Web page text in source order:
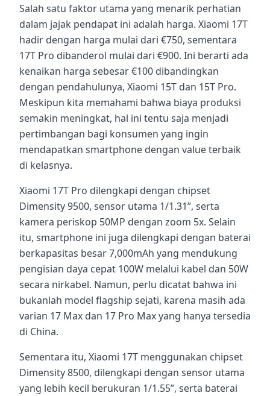
Salah satu faktor utama yang menarik perhatian
dalam jajak pendapat ini adalah harga. Xiaomi 17T
hadir dengan harga mulai dari €750, sementara
17T Pro dibanderol mulai dari €900. Ini berarti ada
kenaikan harga sebesar €100 dibandingkan
dengan pendahulunya, Xiaomi 15T dan 15T Pro.
Meskipun kita memahami bahwa biaya produksi
semakin meningkat, hal ini tentu saja menjadi
pertimbangan bagi konsumen yang ingin
mendapatkan smartphone dengan value terbaik
di kelasnya.
Xiaomi 17T Pro dilengkapi dengan chipset
Dimensity 9500, sensor utama 1/1.31”, serta
kamera periskop 50MP dengan zoom 5x. Selain
itu, smartphone ini juga dilengkapi dengan baterai
berkapasitas besar 7,000mAh yang mendukung
pengisian daya cepat 100W melalui kabel dan 50W
secara nirkabel. Namun, perlu dicatat bahwa ini
bukanlah model flagship sejati, karena masih ada
varian 17 Max dan 17 Pro Max yang hanya tersedia
di China.
Sementara itu, Xiaomi 17T menggunakan chipset
Dimensity 8500, dilengkapi dengan sensor utama
yang lebih kecil berukuran 1/1.55”, serta baterai